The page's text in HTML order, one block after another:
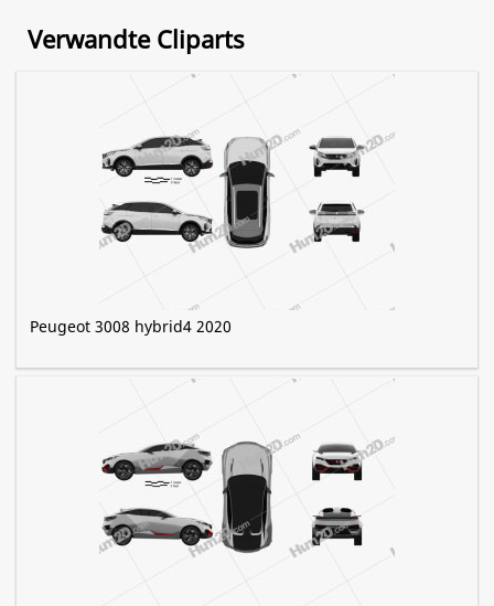
Verwandte Cliparts
Peugeot 3008 hybrid4 2020